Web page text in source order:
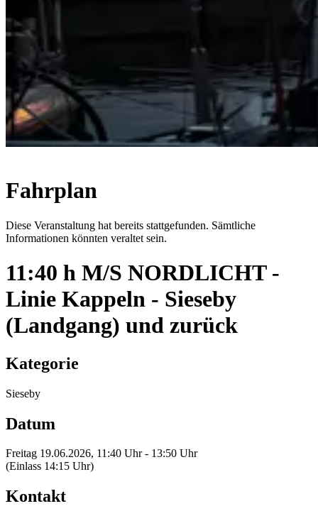
Fahrplan
Diese Veranstaltung hat bereits stattgefunden. Sämtliche
Informationen könnten veraltet sein.
11:40 h M/S NORDLICHT -
Linie Kappeln - Sieseby
(Landgang) und zurück
Kategorie
Sieseby
Datum
Freitag 19.06.2026, 11:40 Uhr - 13:50 Uhr
(Einlass 14:15 Uhr)
Kontakt